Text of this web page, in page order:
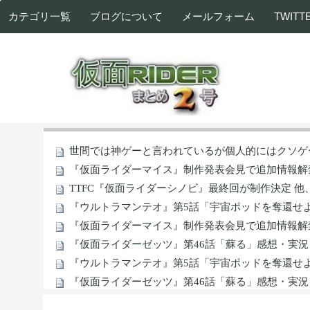
カテゴリ一覧 ブログについて メールフォーム